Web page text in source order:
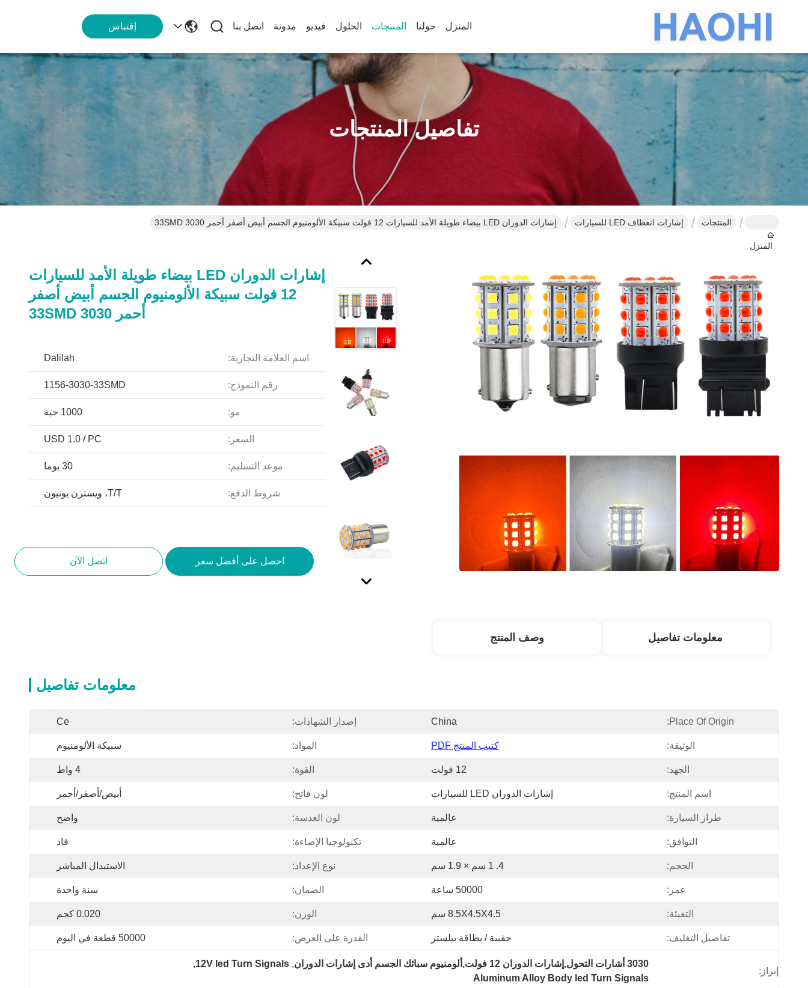
المنزل حولنا المنتجات الحلول فيديو مدونة اتصل بنا إقتباس
تفاصيل المنتجات
المنزل
المنتجات إشارات انعطاف LED للسيارات إشارات الدوران LED بيضاء طويلة الأمد للسيارات 12 فولت سبيكة الألومنيوم الجسم أبيض أصفر أحمر 3030 33SMD
إشارات الدوران LED بيضاء طويلة الأمد للسيارات
12 فولت سبيكة الألومنيوم الجسم أبيض أصفر
أحمر 3030 33SMD
اسم العلامة التجارية: Dalilah
رقم النموذج: 1156-3030-33SMD
مو: 1000 حبة
السعر: USD 1.0 / PC
موعد التسليم: 30 يوما
شروط الدفع: T/T، ويسترن يونيون
احصل على أفضل سعر اتصل الآن
معلومات تفاصيل وصف المنتج
معلومات تفاصيل
Place Of Origin:
China إصدار الشهادات: Ce
الوثيقة: كتيب المنتج PDF المواد: سبيكة الألومنيوم
الجهد: 12 فولت القوة: 4 واط
اسم المنتج: إشارات الدوران LED للسيارات لون فاتح: أبيض/أصفر/أحمر
طراز السيارة: عالمية لون العدسة: واضح
التوافق: عالمية تكنولوجيا الإضاءة: قاد
الحجم: 4. 1 سم × 1.9 سم نوع الإعداد: الاستبدال المباشر
عمر: 50000 ساعة الضمان: سنة واحدة
التعبئة: 8.5X4.5X4.5 سم الوزن: 0.020 كجم
تفاصيل التغليف: حقيبة / بطاقة بيلستر القدرة على العرض: 50000 قطعة في اليوم
إبراز:
3030 أشارات التحول,إشارات الدوران 12 فولت,ألومنيوم سبائك الجسم أدى إشارات الدوران ,
12V led Turn Signals
,
Aluminum Alloy Body led Turn Signals